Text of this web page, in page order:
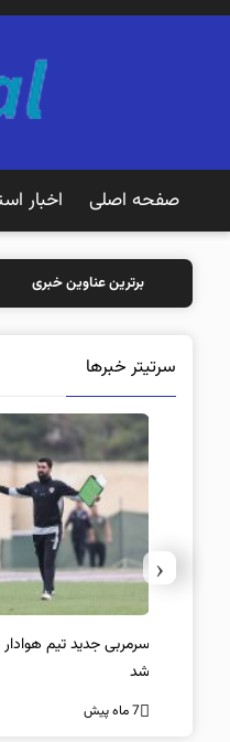
صفحه اصلی اخبار
برترین عناوین خبری
سرتیتر خبرها
سرمربی جدید تیم
شد
7 ماه پیش
‹